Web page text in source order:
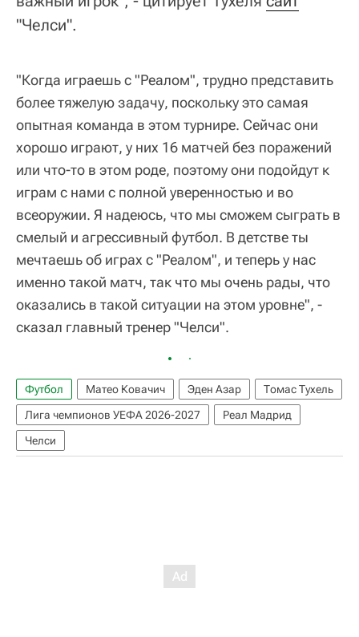
"Челси".
"Когда играешь с "Реалом", трудно представить
более тяжелую задачу, поскольку это самая
опытная команда в этом турнире. Сейчас они
хорошо играют, у них 16 матчей без поражений
или что-то в этом роде, поэтому они подойдут к
играм с нами с полной уверенностью и во
всеоружии. Я надеюсь, что мы сможем сыграть в
смелый и агрессивный футбол. В детстве ты
мечтаешь об играх с "Реалом", и теперь у нас
именно такой матч, так что мы очень рады, что
оказались в такой ситуации на этом уровне", -
сказал главный тренер "Челси".
Футбол Матео Ковачич Эден Азар
Томас Тухель
Лига чемпионов УЕФА 2026-2027
Реал Мадрид
Челси